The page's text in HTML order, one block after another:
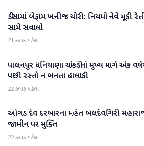
બનાસકાંઠા
ડીસામાં બેફામ ખનીજ ચોરી: નિયમો નેવે મૂકી
સામે સવાલો
21 કલાક પહેલા
બનાસકાંઠા
પાલનપુર ધનિયાણા ચોકડીનો મુખ્ય માર્ગ એક
પછી રસ્તો ન બનતા હાલાકી
22 કલાક પહેલા
બનાસકાંઠા
ઓગડ દેવ દરબારના મહંત બલદેવગિરી
જામીન પર મુક્તિ
22 કલાક પહેલા